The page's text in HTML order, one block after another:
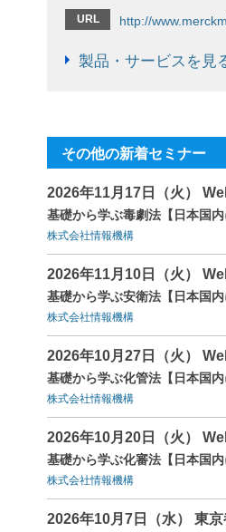
URL http://
製品・サービスを見
その他の新着セミナー
2026年11月17日（火）
基礎から学ぶ毒劇法【日本国
株式会社情報機構
2026年11月10日（火）
基礎から学ぶ安衛法【日本国
株式会社情報機構
2026年10月27日（火）
基礎から学ぶ化管法【日本国
株式会社情報機構
2026年10月20日（火）
基礎から学ぶ化審法【日本国
株式会社情報機構
2026年10月7日（水） 東京